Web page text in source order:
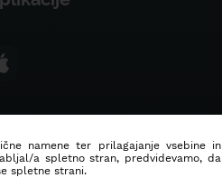
namene ter prilagajanje vsebine in
a spletno stran, predvidevamo, da
spletne strani.